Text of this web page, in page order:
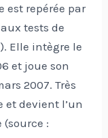
est repérée par
tests de
Elle intègre le
et joue son
2007. Très
et devient l’un
: